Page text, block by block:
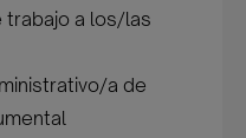
trabajo a los/las
a de